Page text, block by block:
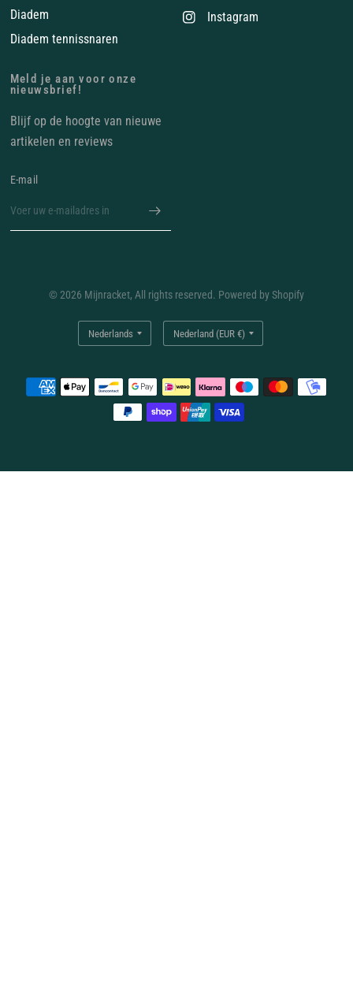
Diadem
Diadem tennissnaren
Instagram
Meld je aan voor onze
nieuwsbrief!
Blijf op de hoogte van nieuwe
artikelen en reviews
E‑mail
© 2026 Mijnracket, All rights reserved. Powered by Shopify
Land/regio
bijwerken
Land/regio
bijwerken